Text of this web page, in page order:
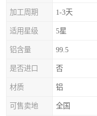
加工周期 1-3天
适用星级 5星
铝含量 99.5
是否进口 否
材质 铝
可售卖地 全国